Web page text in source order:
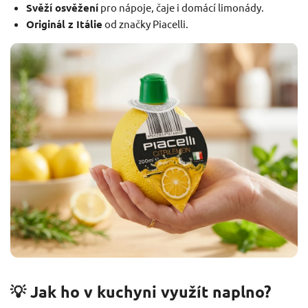
Svěží osvěženípro nápoje, čaje i domácí limonády.
Originál z Itálie od značky Piacelli.
💡 Jak ho v kuchyni využít naplno?